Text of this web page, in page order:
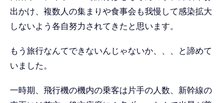
出かけ、複数人の集まりや食事会も我慢して感染拡大
しないよう各自努力されてきたと思います。
もう旅行なんてできないんじゃないか、、、と諦めて
いました。
一時期、飛行機の機内の乗客は片手の人数、新幹線の